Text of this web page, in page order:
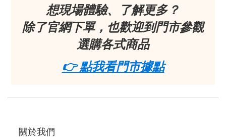
想現場體驗、了解更多？
除了官網下單，也歡迎到門市參觀
選購各式商品
👉 點我看門市據點
關於我們